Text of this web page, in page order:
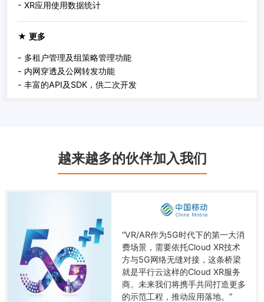
- XR应用使用数据统计
★ 更多
- 多租户管理及组策略管理功能
- 内网穿透及公网转发功能
- 丰富的API及SDK，供二次开发
越来越多的伙伴加入我们
“VR/AR作为5G时代下的第一大消
费场景，需要依托Cloud XR技术
方与5G网络无缝对接，这条桥梁
就是平行云这样的Cloud XR服务
商。未来我们将携手共同打造更多
的示范工程，推动应用落地。”